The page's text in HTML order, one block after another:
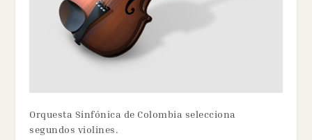
Orquesta Sinfónica de Colombia selecciona
segundos violines.